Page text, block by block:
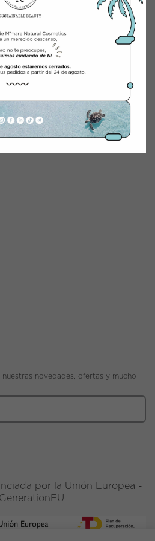
COSMÉTICA
B/111
novedades, ofertas y mucho
por la Unión Europea -